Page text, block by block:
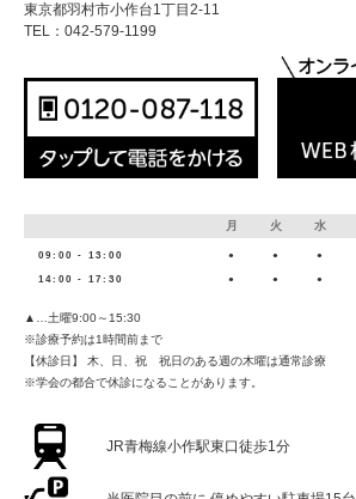
東京都羽村市小作台1丁目2-11
TEL：042-579-1199
月 火 水
09:00 - 13:00 ● ● ●
14:00 - 17:30 ● ● ●
▲…土曜9:00～15:30
※診療予約は1時間前まで
【休診日】 木、日、祝 祝日のある週の木曜は通常診療
※学会の都合で休診になることがあります。
JR青梅線小作駅東口徒歩1分